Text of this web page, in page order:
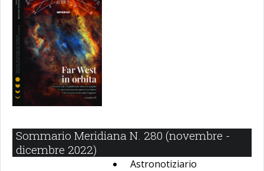
Sommario Meridiana N. 280 (novembre -
dicembre 2022)
Astronotiziario